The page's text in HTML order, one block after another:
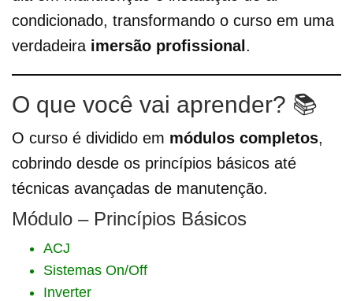
condicionado, transformando o curso em uma
verdadeira imersão profissional .
O que você vai aprender? 📚
O curso é dividido em módulos completos,
cobrindo desde os princípios básicos até
técnicas avançadas de manutenção.
Módulo – Princípios Básicos
ACJ
Sistemas On/Off
Inverter